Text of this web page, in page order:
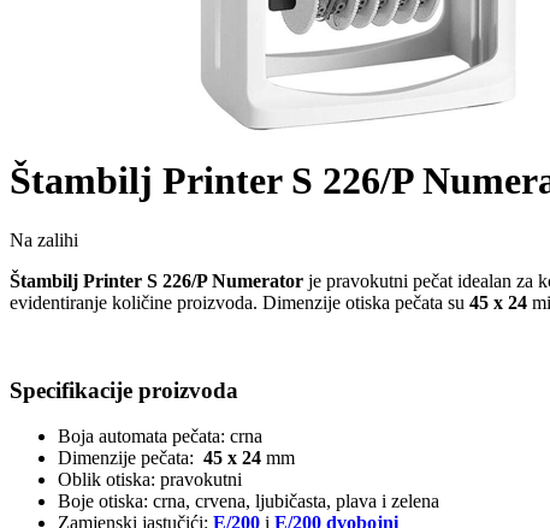
Štambilj Printer S 226/P
Na zalihi
Štambilj Printer S 226/P Numerator je pravokutni pečat idealan za
evidentiranje količine proizvoda. Dimenzije otiska pečata su 45 x 24
Specifikacije proizvoda
Boja automata pečata: crna
Dimenzije pečata: 45 x 24 mm
Oblik otiska: pravokutni
Boje otiska: crna, crvena, ljubičasta, plava i zelena
Zamjenski jastučići: E/200 i E/200 dvobojni